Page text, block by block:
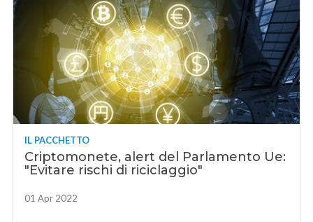
IL PACCHETTO
Criptomonete, alert del Parlamento Ue:
"Evitare rischi di riciclaggio"
01 Apr 2022